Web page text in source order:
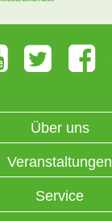
Über uns
Veranstaltungen
Service